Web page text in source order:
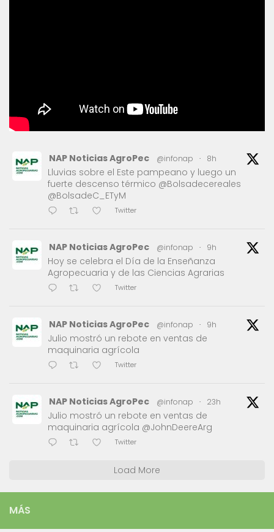
NAP Noticias AgroPec @infonap · 8h
Lluvias sobre el Este pampeano y luego un
fuerte descenso térmico @Bolsadecereales
@BolsadeC_ETyM
Twitter
NAP Noticias AgroPec @infonap · 9h
Hoy se celebra el Día de la Enseñanza
Agropecuaria y de las Ciencias Agrarias
Twitter
NAP Noticias AgroPec @infonap · 9h
Julio mostró un rebote en ventas de
maquinaria agrícola
Twitter
NAP Noticias AgroPec @infonap · 23h
Julio mostró un rebote en ventas de
maquinaria agrícola @JohnDeereArg
Twitter
Load More
MÁS